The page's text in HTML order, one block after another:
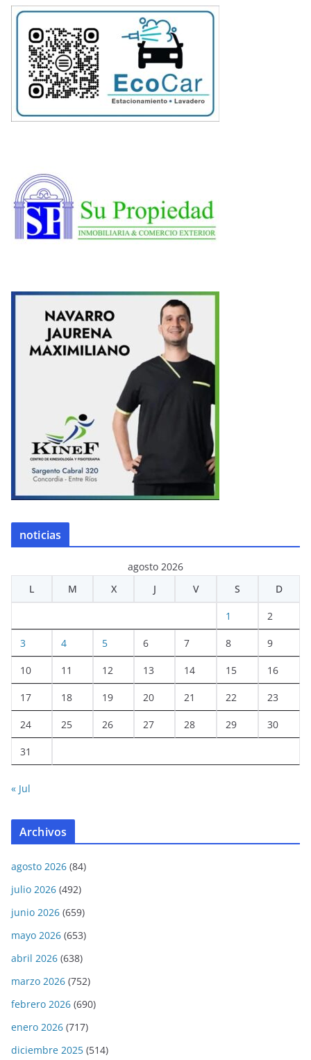
noticias
agosto 2026
L
M X J V S D
1 2
3 4 5 6 7 8 9
10 11 12 13 14 15 16
17 18 19 20 21 22 23
24 25 26 27 28 29 30
31
« Jul
Archivos
agosto 2026 (84)
julio 2026 (492)
junio 2026 (659)
mayo 2026 (653)
abril 2026 (638)
marzo 2026 (752)
febrero 2026 (690)
enero 2026 (717)
diciembre 2025 (514)